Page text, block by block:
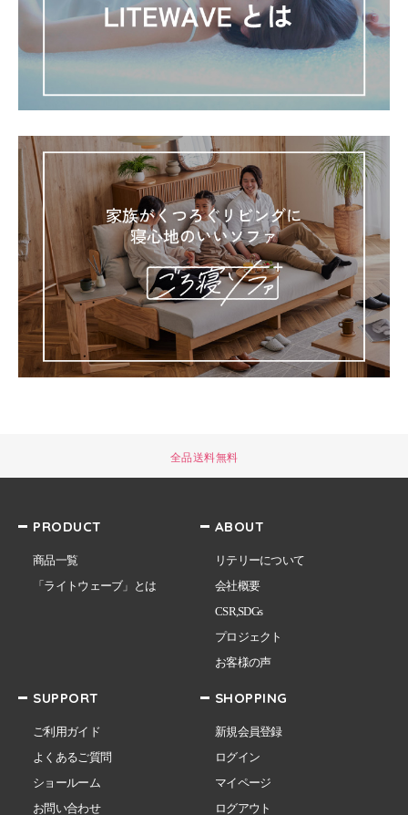
全品送料無料
PRODUCT
商品一覧
「ライトウェーブ」とは
ABOUT
リテリーについて
会社概要
CSR,SDGs
プロジェクト
お客様の声
SUPPORT
ご利用ガイド
よくあるご質問
ショールーム
お問い合わせ
SHOPPING
新規会員登録
ログイン
マイページ
ログアウト